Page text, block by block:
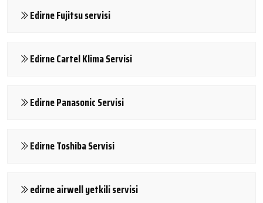
Edirne Fujitsu servisi
Edirne Cartel Klima Servisi
Edirne Panasonic Servisi
Edirne Toshiba Servisi
edirne airwell yetkili servisi